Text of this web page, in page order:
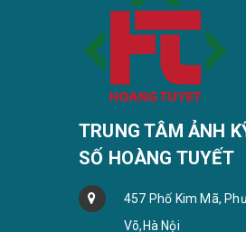
TRUNG TÂM ẢNH
SỐ HOÀNG TUYẾT
457 Phố Kim Mã,
Võ,Hà Nội